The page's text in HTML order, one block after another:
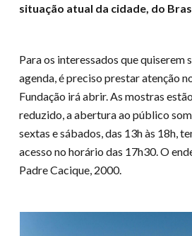
situação atual da cidade, do
Para os interessados que quiserem
agenda, é preciso prestar atenção
Fundação irá abrir. As mostras
reduzido, a abertura ao público
sextas e sábados, das 13h às 18h,
acesso no horário das 17h30. O
Padre Cacique, 2000.